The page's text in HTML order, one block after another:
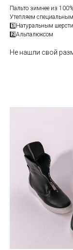
Пальто зимнее из
Утепляем специальным
1️⃣Натуральным
2️⃣Альпалюксом
Не нашли свой